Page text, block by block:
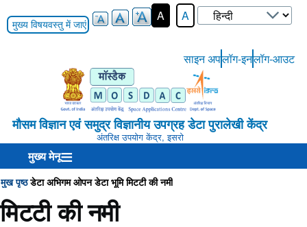
मुख्य विषयवस्तु में जाएं
A A
Select
your
User-
Login-
Menu
साइन अपलॉग-इनलॉग-आउट
मौसम विज्ञान एवं समुद्र विज्ञानीय उपग्रह डेटा पुरालेखी केंद्र
अंतरिक्ष उपयोग केंद्र, इसरो
मुख्य मेनू
Breadcrumb
मुख पृष्ठ डेटा अभिगम ओपन डेटा भूमि मिटटी की नमी
मिटटी की नमी